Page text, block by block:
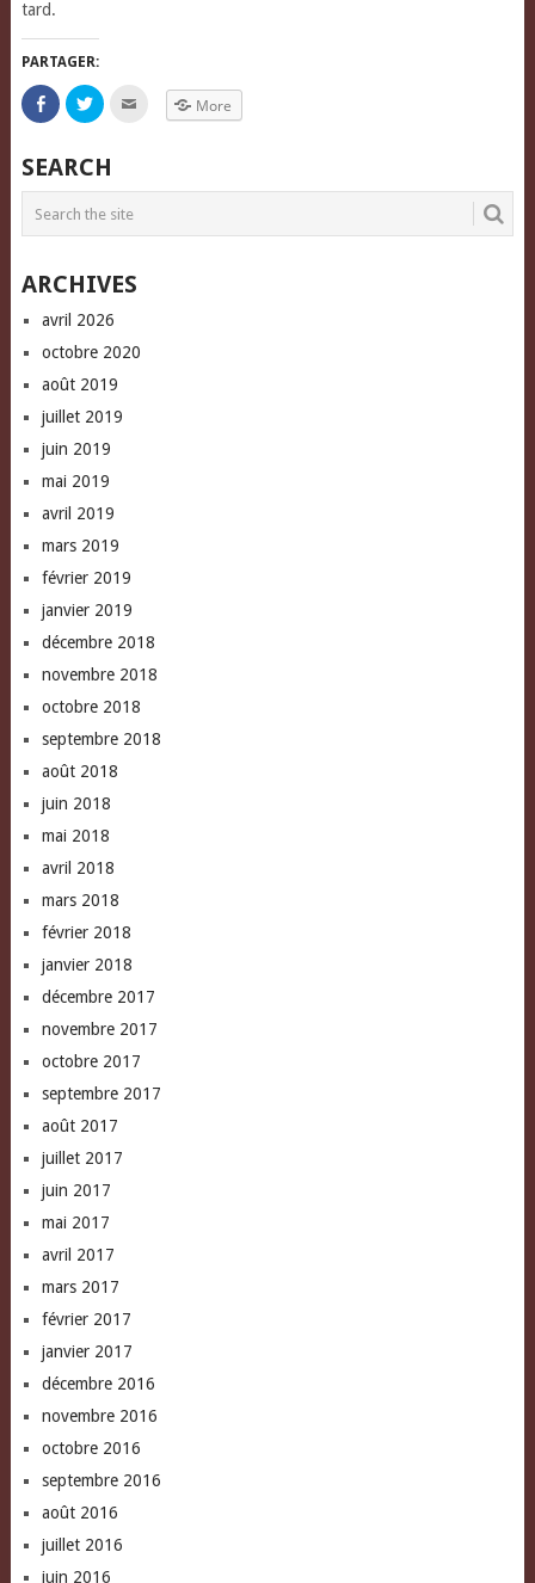
tard.
PARTAGER:
Click
to
share
Facebook
(Opens
in
window)
Click
to
Twitter
(Opens
in
window)
friend
More
SEARCH
ARCHIVES
avril 2026
octobre 2020
août 2019
juillet 2019
juin 2019
mai 2019
avril 2019
mars 2019
février 2019
janvier 2019
décembre 2018
novembre 2018
octobre 2018
septembre 2018
août 2018
juin 2018
mai 2018
avril 2018
mars 2018
février 2018
janvier 2018
décembre 2017
novembre 2017
octobre 2017
septembre 2017
août 2017
juillet 2017
juin 2017
mai 2017
avril 2017
mars 2017
février 2017
janvier 2017
décembre 2016
novembre 2016
octobre 2016
septembre 2016
août 2016
juillet 2016
juin 2016